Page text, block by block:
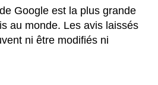
Google est la plus grande
au monde. Les avis laissés
ni être modifiés ni